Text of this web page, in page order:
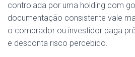
controlada por uma holding com
documentação consistente vale
o comprador ou investidor paga
e desconta risco percebido.